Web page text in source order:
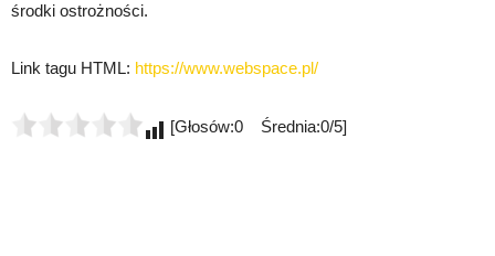
środki ostrożności.
Link tagu HTML: https://www.webspace.pl/
[Głosów:0 Średnia:0/5]